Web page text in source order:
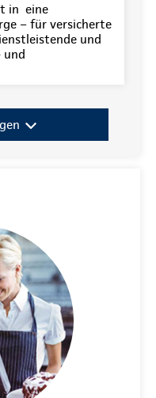
in eine
– für versicherte
und
und